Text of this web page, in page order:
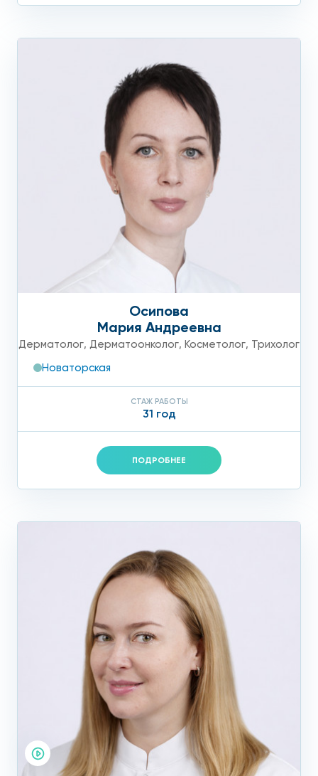
Осипова
Мария Андреевна
Дерматолог, Дерматоонколог, Косметолог, Трихолог
Новаторская
СТАЖ РАБОТЫ
31 год
ПОДРОБНЕЕ